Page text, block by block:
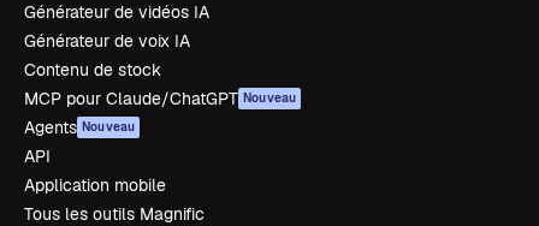
Générateur de vidéos IA
Générateur de voix IA
Contenu de stock
MCP pour Claude/ChatGPT Nouveau
Agents Nouveau
API
Application mobile
Tous les outils Magnific